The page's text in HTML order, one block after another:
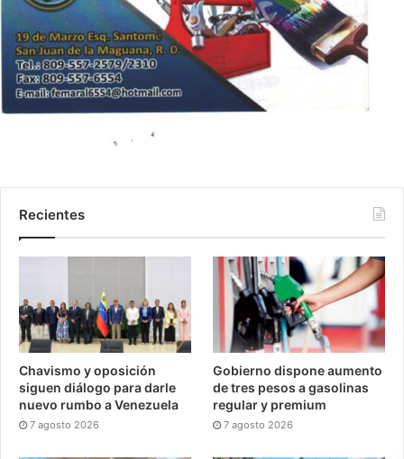
Recientes
Chavismo y oposición
siguen diálogo para darle
nuevo rumbo a Venezuela
7 agosto 2026
Gobierno dispone aumento
de tres pesos a gasolinas
regular y premium
7 agosto 2026